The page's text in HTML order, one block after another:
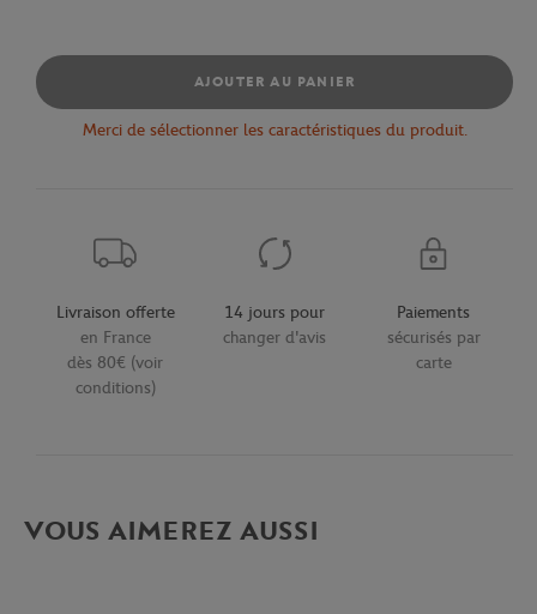
AJOUTER AU PANIER
Merci de sélectionner les caractéristiques du produit.
Livraison offerte
en France
dès 80€ (voir
conditions)
14 jours pour
changer d'avis
Paiements
sécurisés par
carte
VOUS AIMEREZ AUSSI